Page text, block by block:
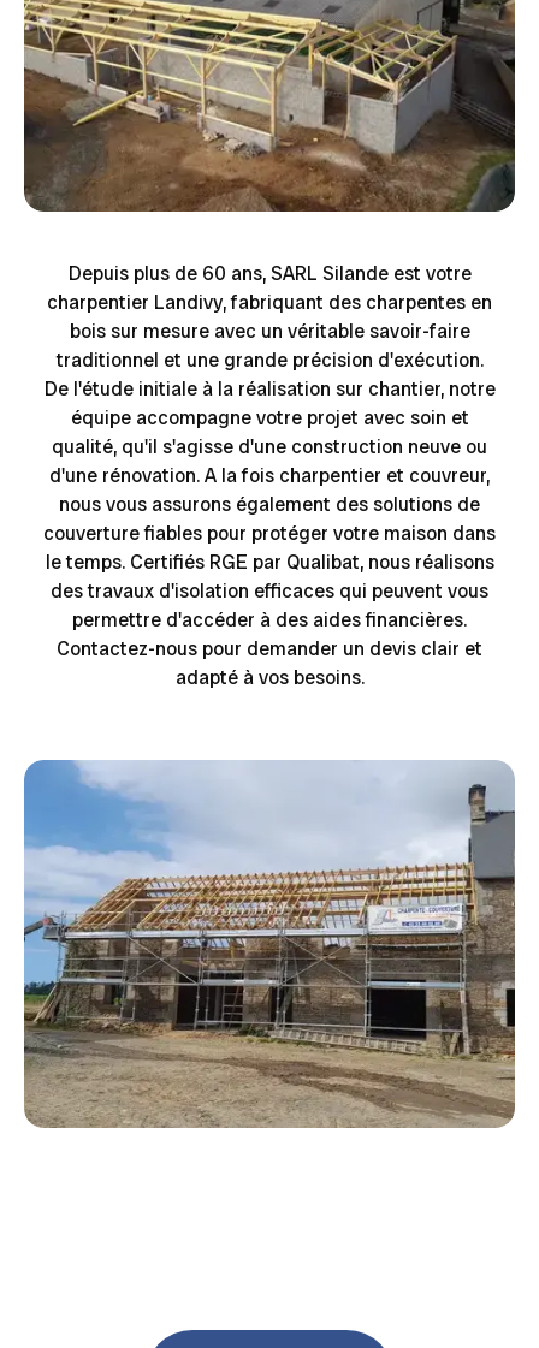
Depuis plus de 60 ans, SARL Silande est votre
charpentier Landivy, fabriquant des charpentes en
bois sur mesure avec un véritable savoir-faire
traditionnel et une grande précision d'exécution.
De l'étude initiale à la réalisation sur chantier, notre
équipe accompagne votre projet avec soin et
qualité, qu'il s'agisse d'une construction neuve ou
d'une rénovation. A la fois charpentier et couvreur,
nous vous assurons également des solutions de
couverture fiables pour protéger votre maison dans
le temps. Certifiés RGE par Qualibat, nous réalisons
des travaux d'isolation efficaces qui peuvent vous
permettre d'accéder à des aides financières.
Contactez-nous pour demander un devis clair et
adapté à vos besoins.